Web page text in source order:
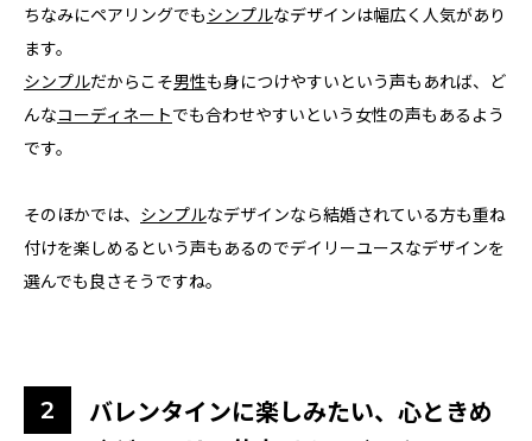
ちなみにペアリングでもシンプルなデザインは幅広く人気があり
ます。
シンプルだからこそ男性も身につけやすいという声もあれば、ど
んなコーディネートでも合わせやすいという女性の声もあるよう
です。
そのほかでは、 シンプルなデザインなら結婚されている方も重ね
付けを楽しめるという声もあるのでデイリーユースなデザインを
選んでも良さそうですね。
バレンタインに楽しみたい、心ときめ